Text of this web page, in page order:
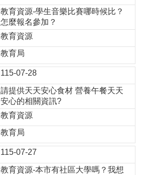
教育資源-學生音樂比賽哪時候比？
怎麼報名參加？
教育資源
教育局
115-07-28
請提供天天安心食材 營養午餐天天
安心的相關資訊?
教育資源
教育局
115-07-27
教育資源-本市有社區大學嗎？我想